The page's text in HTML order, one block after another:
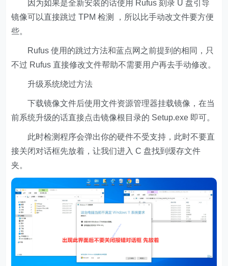
因为如果是全新安装的话使用 Rufus 刻录 U 盘引导
镜像可以直接跳过 TPM 检测 ，所以比手动改文件要方便
些。
Rufus 使用的跳过方法和蓝点网之前提到的相同，只
不过 Rufus 直接修改文件帮助不需要用户再去手动修改。
升级系统绕过方法
下载镜像文件后使用文件资源管理器挂载镜像，在当
前系统升级的话直接点击镜像根目录的 Setup.exe 即可。
此时检测程序会弹出你的硬件不受支持，此时不要直
接关闭对话框先放着，让我们进入 C 盘找到缓存文件
夹。